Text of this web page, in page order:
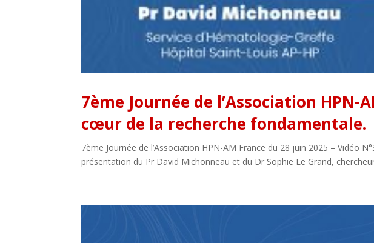
7ème Journée de l’Association HPN-
cœur de la recherche fondamentale.
7ème Journée de l’Association HPN-AM France du 28 juin 2025 – Vidéo
présentation du Pr David Michonneau et du Dr Sophie Le Grand,